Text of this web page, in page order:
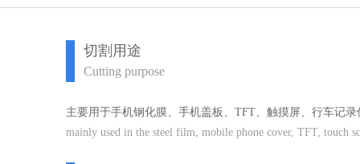
切割用途
Cutting purpose
主要用于手机钢化膜、手机盖板、TFT、触摸屏、行车记
mainly used in the steel film, mobile phone cover, TFT, touch